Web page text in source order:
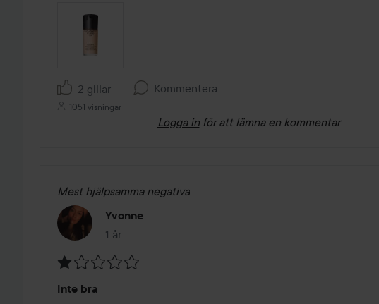
2 gillar Kommentera
1051 visningar
Logga in för att lämna en kommentar
Mest hjälpsamma negativa
Yvonne
1 år
Inlägget skapades 1 år
1
Inte bra